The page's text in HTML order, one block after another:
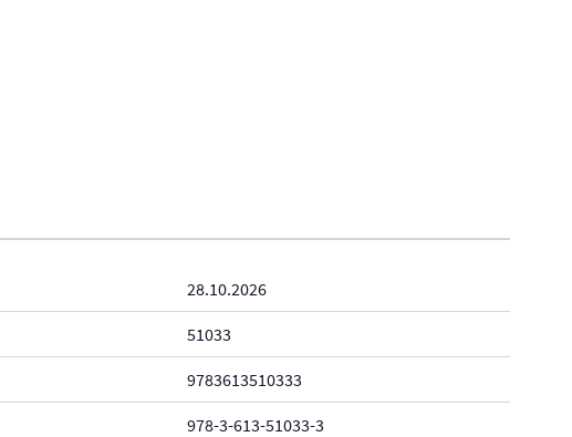
28.10.2026
51033
9783613510333
978-3-613-51033-3